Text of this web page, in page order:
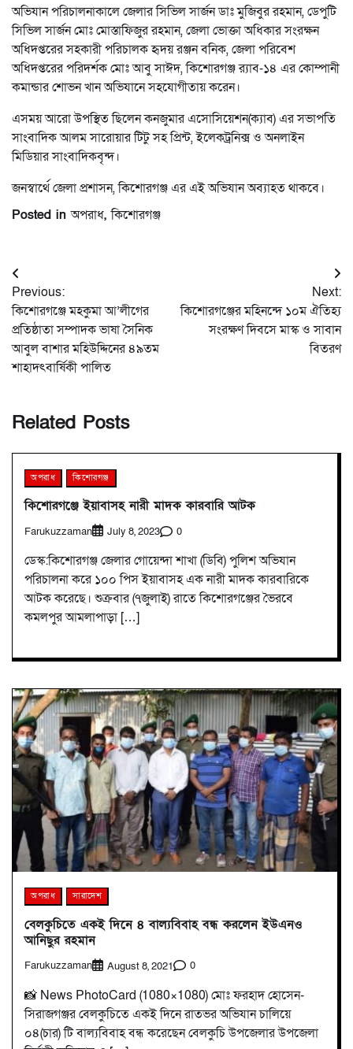
অভিযান পরিচালনাকালে জেলার সিভিল সার্জন ডাঃ মুজিবুর রহমান, ডেপুটি
সিভিল সার্জন মোঃ মোস্তাফিজুর রহমান, জেলা ভোক্তা অধিকার সংরক্ষন
অধিদপ্তরের সহকারী পরিচালক হৃদয় রঞ্জন বনিক, জেলা পরিবেশ
অধিদপ্তরের পরিদর্শক মোঃ আবু সাঈদ, কিশোরগঞ্জ র‍্যাব-১৪ এর কোম্পানী
কমান্ডার শোভন খান অভিযানে সহযোগীতায় করেন।
এসময় আরো উপস্থিত ছিলেন কনজুমার এসোসিয়েশন(ক্যাব) এর সভাপতি
সাংবাদিক আলম সারোয়ার টিটু সহ প্রিন্ট, ইলেকট্রনিক্স ও অনলাইন
মিডিয়ার সাংবাদিকবৃন্দ।
জনস্বার্থে জেলা প্রশাসন, কিশোরগঞ্জ এর এই অভিযান অব্যাহত থাকবে।
Posted inঅপরাধ,কিশোরগঞ্জ
Post
navigation
Previous:
কিশোরগঞ্জে মহকুমা আ’লীগের
প্রতিষ্ঠাতা সম্পাদক ভাষা সৈনিক
আবুল বাশার মহিউদ্দিনের ৪৯তম
শাহাদৎবার্ষিকী পালিত
Next:
কিশোরগঞ্জের মহিনন্দে ১০ম ঐতিহ্য
সংরক্ষণ দিবসে মাস্ক ও সাবান
বিতরণ
Related Posts
অপরাধ কিশোরগঞ্জ
কিশোরগঞ্জে ইয়াবাসহ নারী মাদক কারবারি আটক
Farukuzzaman July 8, 2023 0
ডেস্ক:কিশোরগঞ্জ জেলার গোয়েন্দা শাখা (ডিবি) পুলিশ অভিযান
পরিচালনা করে ১০০ পিস ইয়াবাসহ এক নারী মাদক কারবারিকে
আটক করেছে। শুক্রবার (৭জুলাই) রাতে কিশোরগঞ্জের ভৈরবে
কমলপুর আমলাপাড়া […]
অপরাধ সারাদেশ
বেলকুচিতে একই দিনে ৪ বাল্যবিবাহ বন্ধ করলেন ইউএনও
আনিছুর রহমান
Farukuzzaman August 8, 2021 0
📸 News PhotoCard (1080×1080) মোঃ ফরহাদ হোসেন-
সিরাজগঞ্জর বেলকুচিতে একই দিনে রাতভর অভিযান চালিয়ে
০৪(চার) টি বাল্যবিবাহ বন্ধ করেছেন বেলকুচি উপজেলার উপজেলা